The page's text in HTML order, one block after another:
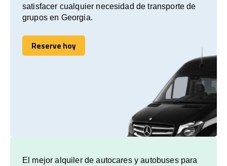
satisfacer cualquier necesidad de transporte de
grupos en Georgia.
Reserve hoy
Reserve hoy
El mejor alquiler de autocares y autobuses para